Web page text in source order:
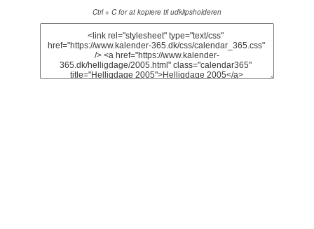
Ctrl + C for at kopiere til udklipsholderen